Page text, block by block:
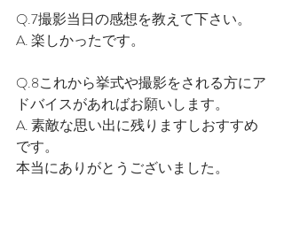
Q.7撮影当日の感想を教えて下さい。
A. 楽しかったです。
Q.8これから挙式や撮影をされる方にア
ドバイスがあればお願いします。
A. 素敵な思い出に残りますしおすすめ
です。
本当にありがとうございました。